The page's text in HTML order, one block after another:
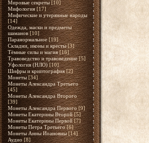
Мировые секреты [10]
Мифология [17]
Мифические и утерянные народы
[14]
Одежда, маски и предметы
шаманов [10]
Паранормальное [19]
Складни, иконы и кресты [3]
Тёмные силы и магия [16]
Травоведство и травоведение [5]
Уфология (НЛО) [10]
Шифры и криптография [2]
Монеты [34]
Монеты Александра Третьего
[45]
Монеты Александра Второго
[39]
Монеты Александра Первого [9]
Монеты Екатерины Второй [5]
Монеты Екатерины Первой [7]
Монеты Петра Третьего [6]
Монеты Анны Иоановны [14]
Аудио [8]